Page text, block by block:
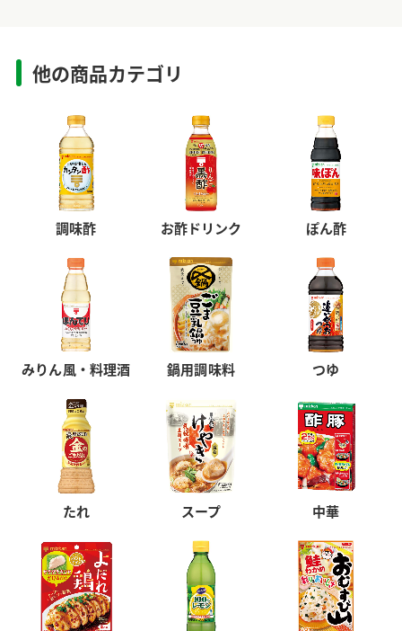
他の商品カテゴリ
調味酢 お酢ドリンク ぽん酢
みりん風・料理酒 鍋用調味料 つゆ
たれ スープ 中華